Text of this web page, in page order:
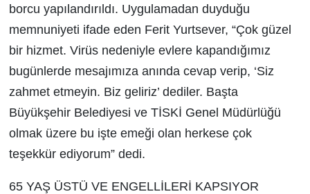
borcu yapılandırıldı. Uygulamadan duyduğu
memnuniyeti ifade eden Ferit Yurtsever, “Çok güzel
bir hizmet. Virüs nedeniyle evlere kapandığımız
bugünlerde mesajımıza anında cevap verip, ‘Siz
zahmet etmeyin. Biz geliriz’ dediler. Başta
Büyükşehir Belediyesi ve TİSKİ Genel Müdürlüğü
olmak üzere bu işte emeği olan herkese çok
teşekkür ediyorum” dedi.
65 YAŞ ÜSTÜ VE ENGELLİLERİ KAPSIYOR